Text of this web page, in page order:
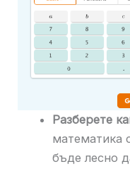
Разберете
математика
бъде лесно